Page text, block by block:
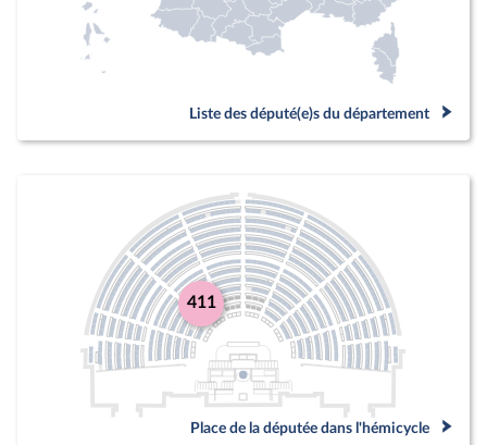
Liste des député(e)s du département
411
Place de la députée dans l'hémicycle